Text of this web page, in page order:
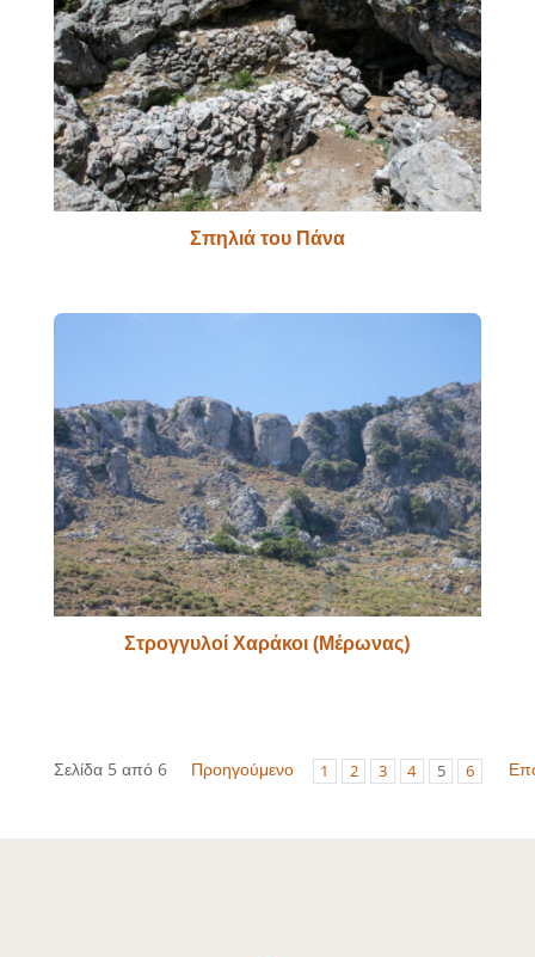
Σπηλιά του Πάνα
Στρογγυλοί Χαράκοι (Μέρωνας)
Σελίδα 5 από 6 Προηγούμενο 1 2 3 4 5 6